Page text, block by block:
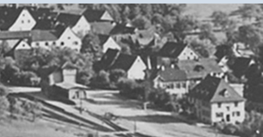
Vereine / Stiftungen
Erwerbsleben
Stadtrundgang
Stadtplan
Häuser und Wohnungen
Die Synagoge